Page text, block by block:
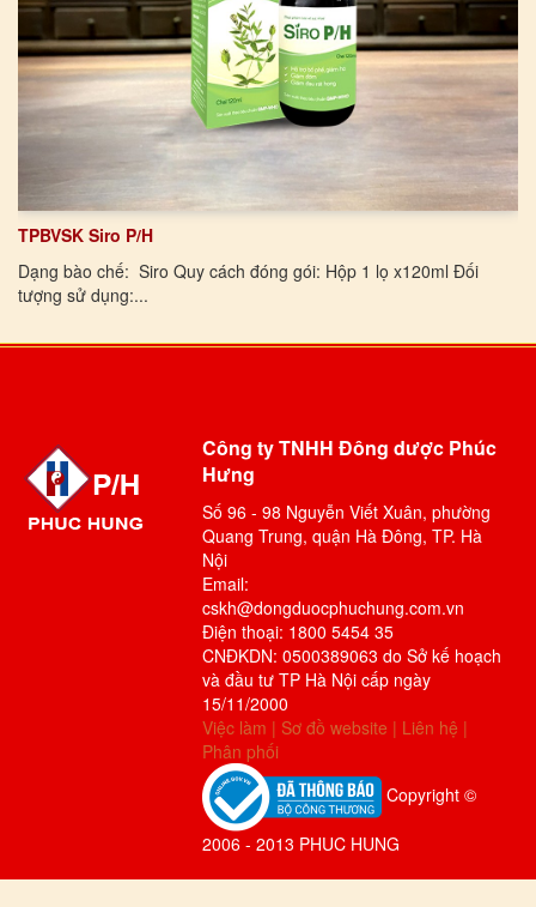
TPBVSK Siro P/H
Dạng bào chế: Siro Quy cách đóng gói: Hộp 1 lọ x120ml Đối
tượng sử dụng:...
Công ty TNHH Đông dược Phúc
Hưng
Số 96 - 98 Nguyễn Viết Xuân, phường
Quang Trung, quận Hà Đông, TP. Hà
Nội
Email:
cskh@dongduocphuchung.com.vn
Điện thoại: 1800 5454 35
CNĐKDN: 0500389063 do Sở kế hoạch
và đầu tư TP Hà Nội cấp ngày
15/11/2000
Việc làm | Sơ đồ website | Liên hệ |
Phân phối
Copyright ©
2006 - 2013 PHUC HUNG